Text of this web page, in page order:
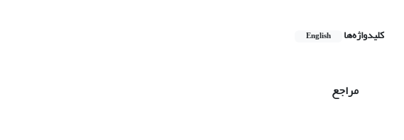
کلیدواژه‌ها English
مراجع